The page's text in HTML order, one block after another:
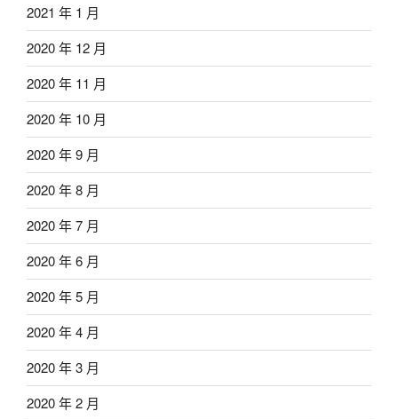
2021 年 1 月
2020 年 12 月
2020 年 11 月
2020 年 10 月
2020 年 9 月
2020 年 8 月
2020 年 7 月
2020 年 6 月
2020 年 5 月
2020 年 4 月
2020 年 3 月
2020 年 2 月